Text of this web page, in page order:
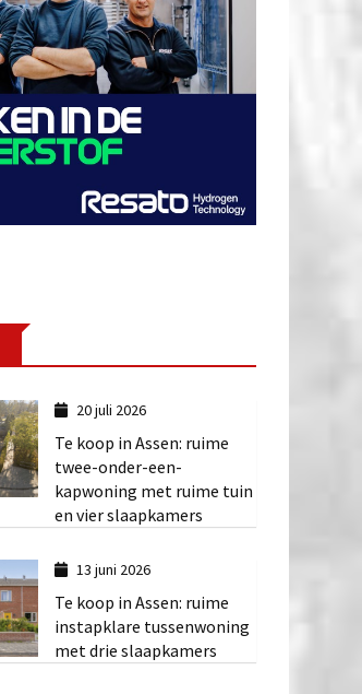
20 juli 2026
Te koop in Assen: ruime
twee-onder-een-
kapwoning met ruime tuin
en vier slaapkamers
13 juni 2026
Te koop in Assen: ruime
instapklare tussenwoning
met drie slaapkamers